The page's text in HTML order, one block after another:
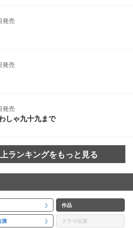
発売
発売
発売
しゃ九十九まで
ランキングをもっと見る
作品
演 ドラマ出演